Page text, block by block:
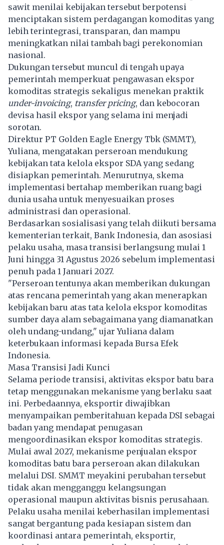
sawit menilai kebijakan tersebut berpotensi
menciptakan sistem perdagangan komoditas yang
lebih terintegrasi, transparan, dan mampu
meningkatkan nilai tambah bagi perekonomian
nasional.
Dukungan tersebut muncul di tengah upaya
pemerintah memperkuat pengawasan ekspor
komoditas strategis sekaligus menekan praktik
under-invoicing, transfer pricing, dan kebocoran
devisa hasil ekspor yang selama ini menjadi
sorotan.
Direktur PT Golden Eagle Energy Tbk (SMMT),
Yuliana, mengatakan perseroan mendukung
kebijakan tata kelola ekspor SDA yang sedang
disiapkan pemerintah. Menurutnya, skema
implementasi bertahap memberikan ruang bagi
dunia usaha untuk menyesuaikan proses
administrasi dan operasional.
Berdasarkan sosialisasi yang telah diikuti bersama
kementerian terkait, Bank Indonesia, dan asosiasi
pelaku usaha, masa transisi berlangsung mulai 1
Juni hingga 31 Agustus 2026 sebelum implementasi
penuh pada 1 Januari 2027.
"Perseroan tentunya akan memberikan dukungan
atas rencana pemerintah yang akan menerapkan
kebijakan baru atas tata kelola ekspor komoditas
sumber daya alam sebagaimana yang diamanatkan
oleh undang-undang," ujar Yuliana dalam
keterbukaan informasi kepada Bursa Efek
Indonesia.
Masa Transisi Jadi Kunci
Selama periode transisi, aktivitas ekspor batu bara
tetap menggunakan mekanisme yang berlaku saat
ini. Perbedaannya, eksportir diwajibkan
menyampaikan pemberitahuan kepada DSI sebagai
badan yang mendapat penugasan
mengoordinasikan ekspor komoditas strategis.
Mulai awal 2027, mekanisme penjualan ekspor
komoditas batu bara perseroan akan dilakukan
melalui DSI. SMMT meyakini perubahan tersebut
tidak akan mengganggu kelangsungan
operasional maupun aktivitas bisnis perusahaan.
Pelaku usaha menilai keberhasilan implementasi
sangat bergantung pada kesiapan sistem dan
koordinasi antara pemerintah, eksportir,